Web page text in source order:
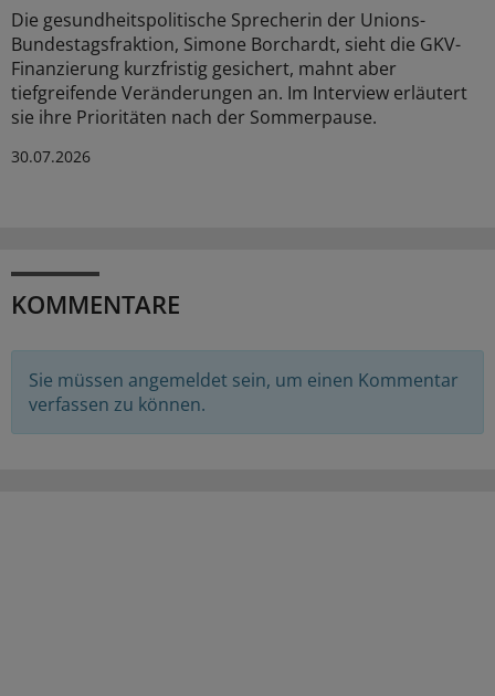
Die gesundheitspolitische Sprecherin der Unions-
Bundestagsfraktion, Simone Borchardt, sieht die GKV-
Finanzierung kurzfristig gesichert, mahnt aber
tiefgreifende Veränderungen an. Im Interview erläutert
sie ihre Prioritäten nach der Sommerpause.
30.07.2026
KOMMENTARE
Sie müssen angemeldet sein, um einen Kommentar
verfassen zu können.